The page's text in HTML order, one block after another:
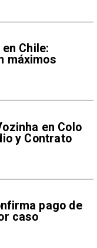
Chile:
máximos
en Colo
y Contrato
pago de
caso